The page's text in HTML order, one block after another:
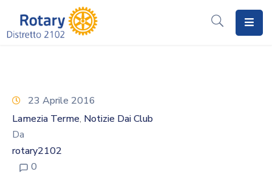
Rotary
Distretto
2102
23 Aprile 2016
Lamezia Terme‚ Notizie Dai Club
Da
rotary2102
0